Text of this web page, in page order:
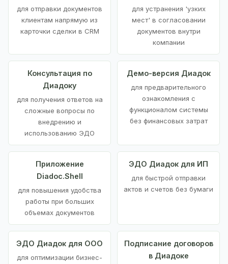
для отправки документов
клиентам напрямую из
карточки сделки в CRM
для устранения 'узких
мест' в согласовании
документов внутри
компании
Консультация по
Диадоку
для получения ответов на
сложные вопросы по
внедрению и
использованию ЭДО
Демо-версия Диадок
для предварительного
ознакомления с
функционалом системы
без финансовых затрат
Приложение
Diadoc.Shell
для повышения удобства
работы при больших
объемах документов
ЭДО Диадок для ИП
для быстрой отправки
актов и счетов без бумаги
ЭДО Диадок для ООО
для оптимизации бизнес-
Подписание договоров
в Диадоке